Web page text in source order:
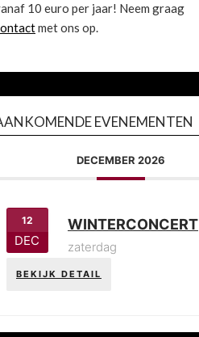
10 euro per jaar! Neem graag
met ons op.
EVENEMENTEN
DECEMBER 2026
12
DEC
WINTERCONCERT
zaterdag
BEKIJK DETAIL